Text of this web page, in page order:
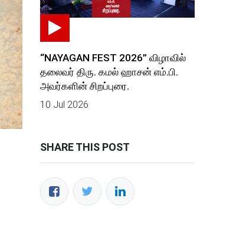
“NAYAGAN FEST 2026” விழாவில்
தலைவர் திரு. கமல் ஹாசன் எம்.பி.
அவர்களின் சிறப்புரை.
10 Jul 2026
SHARE THIS POST